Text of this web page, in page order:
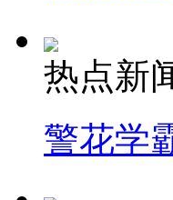
热点新
警花学